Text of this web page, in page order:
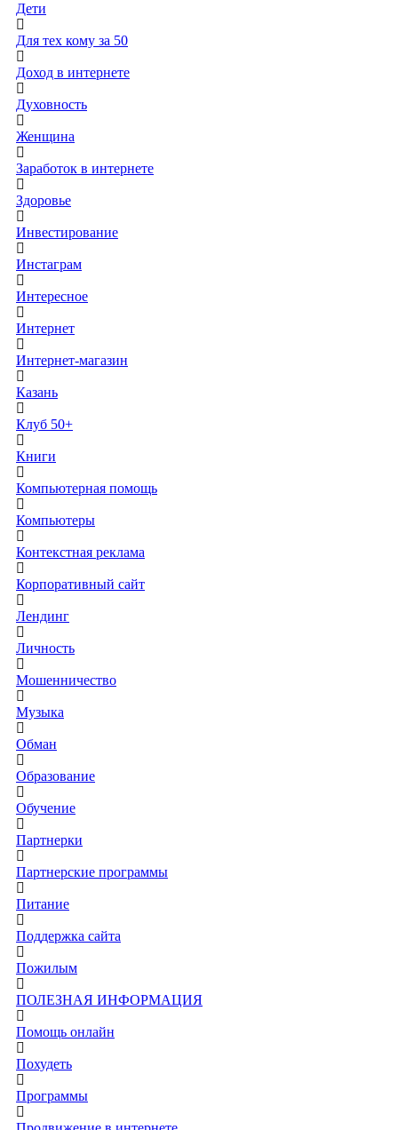
Дети
Для тех кому за 50
Доход в интернете
Духовность
Женщина
Заработок в интернете
Здоровье
Инвестирование
Инстаграм
Интересное
Интернет
Интернет-магазин
Казань
Клуб 50+
Книги
Компьютерная помощь
Компьютеры
Контекстная реклама
Корпоративный сайт
Лендинг
Личность
Мошенничество
Музыка
Обман
Образование
Обучение
Партнерки
Партнерские программы
Питание
Поддержка сайта
Пожилым
ПОЛЕЗНАЯ ИНФОРМАЦИЯ
Помощь онлайн
Похудеть
Программы